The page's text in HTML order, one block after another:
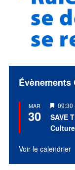
Évènements
MAR
30
Mis
en
avant
09:30
SAVE
Voir le calendrier